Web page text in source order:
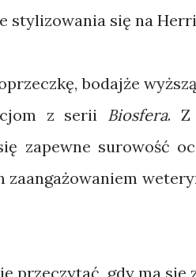
stylizowania się na
bodajże
z serii Biosfera. Z
zapewne surowość
zaangażowaniem
przeczytać, gdy ma się